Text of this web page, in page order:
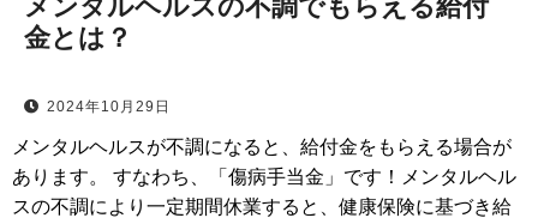
メンタルヘルスの不調でもらえる給付
金とは？
2024年10月29日
メンタルヘルスが不調になると、給付金をもらえる場合が
あります。 すなわち、「傷病手当金」です！メンタルヘル
スの不調により一定期間休業すると、健康保険に基づき給